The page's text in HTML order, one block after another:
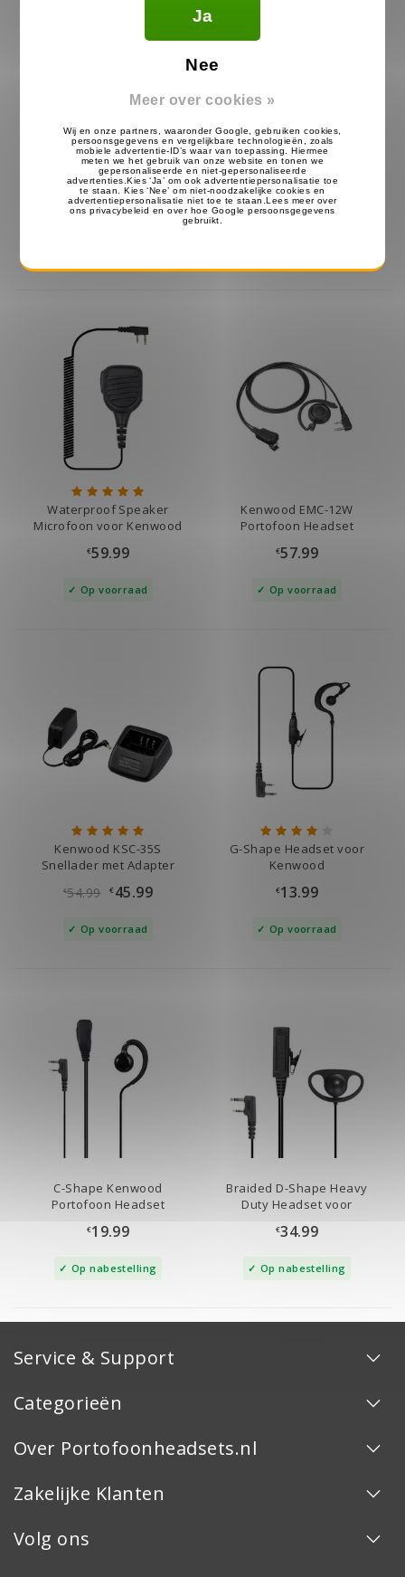
Braided Kenwood
Portofoon Oortje met
Zwarte Eartube
59.99 €39.99
G-Bud Kenwood Portofoon
Oortje
€23.99
Waterproof Speaker
Microfoon voor Kenwood
€59.99
Op voorraad
Kenwood EMC-12W
Portofoon Headset
€57.99
Op voorraad
Kenwood KSC-35S
Snellader met Adapter
€54.99 €45.99
Op voorraad
G-Shape Headset voor
Kenwood
€13.99
Op voorraad
C-Shape Kenwood
Portofoon Headset
€19.99
Op nabestelling
Braided D-Shape Heavy
Duty Headset voor
€34.99
Op nabestelling
Service & Support
Categorieën
Over Portofoonheadsets.nl
Zakelijke Klanten
Volg ons
Ja
Nee
Meer over cookies »